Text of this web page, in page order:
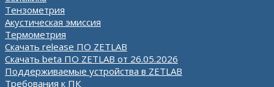
Тензометрия
Акустическая эмиссия
Термометрия
Скачать release ПО ZETLAB
Скачать beta ПО ZETLAB от 26.05.2026
Поддерживаемые устройства в ZETLAB
Требования к ПК